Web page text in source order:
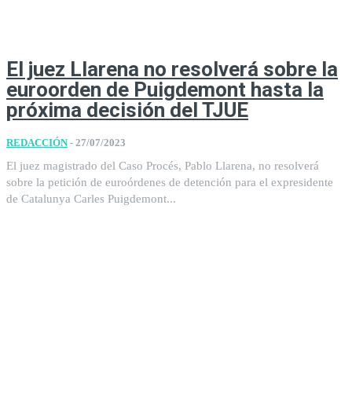
El juez Llarena no resolverá sobre la
euroorden de Puigdemont hasta la
próxima decisión del TJUE
REDACCIÓN - 27/07/2023
El juez magistrado del Caso Procés, Pablo Llarena, no resolverá
sobre la petición de euroórdenes de detención para el expresidente
de Catalunya Carles Puigdemont...